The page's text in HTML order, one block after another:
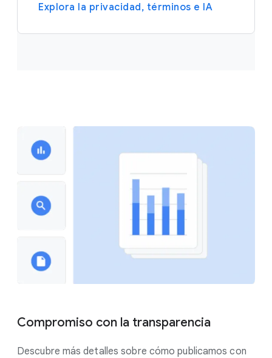
Explora la privacidad, términos e IA
Compromiso con la transparencia
Descubre más detalles sobre cómo publicamos con